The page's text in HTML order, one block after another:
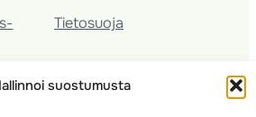
suostumusta
Tietosuoja